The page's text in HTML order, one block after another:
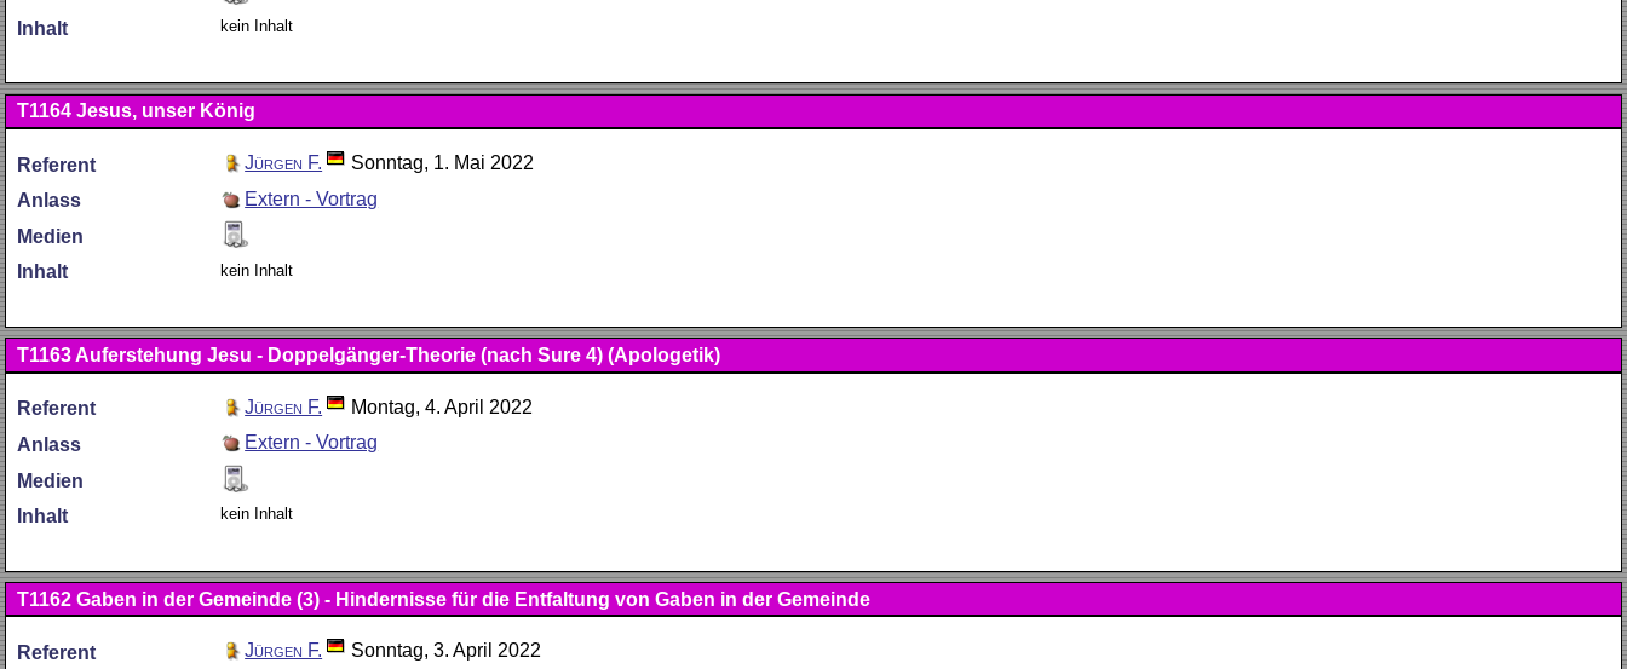
Inhalt
kein Inhalt
T1164 Jesus, unser König
Referent Jürgen F.
Sonntag, 1. Mai 2022
Anlass
Extern - Vortrag
Medien
Inhalt
kein Inhalt
T1163Auferstehung Jesu - Doppelgänger-Theorie (nach Sure 4) (Apologetik)
Referent Jürgen F.
Montag, 4. April 2022
Anlass
Extern - Vortrag
Medien
Inhalt
kein Inhalt
T1162 Gaben in der Gemeinde (3) - Hindernisse für die Entfaltung von Gaben in der Gemeinde
Referent Jürgen F.
Sonntag, 3. April 2022